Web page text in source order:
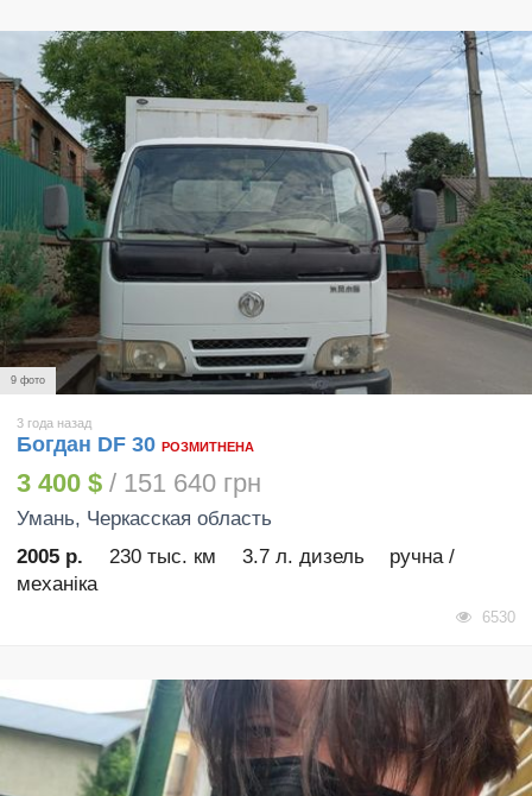
9 фото
3 года назад
Богдан DF 30 РОЗМИТНЕНА
3 400 $ / 151 640 грн
Умань, Черкасская область
2005 р.
230 тыс. км 3.7 л. дизель
ручна /
механіка
6530